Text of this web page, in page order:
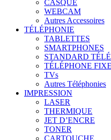
CASQUE
WEBCAM
Autres Accessoires
TÉLÉPHONIE
TABLETTES
SMARTPHONES
STANDARD
TÉLÉPHONE FIXE
TVs
Autres Téléphonies
IMPRESSION
LASER
THERMIQUE
JET D’ENCRE
TONER
CARTOUCHE